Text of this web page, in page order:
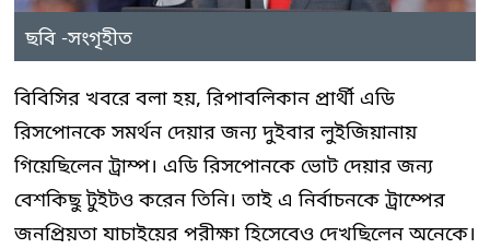
ছবি -সংগৃহীত
বিবিসির খবরে বলা হয়, রিপাবলিকান প্রার্থী এডি
রিসপোনকে সমর্থন দেয়ার জন্য দুইবার লুইজিয়ানায়
গিয়েছিলেন ট্রাম্প। এডি রিসপোনকে ভোট দেয়ার জন্য
বেশকিছু টুইটও করেন তিনি। তাই এ নির্বাচনকে ট্রাম্পের
জনপ্রিয়তা যাচাইয়ের পরীক্ষা হিসেবেও দেখছিলেন অনেকে।